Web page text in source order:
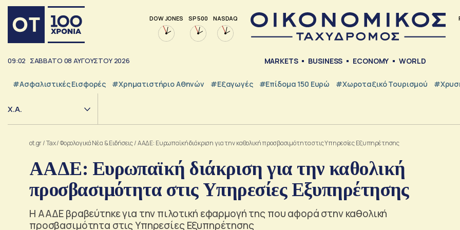
DOW JONES SP 500 NASDAQ
09:02 ΣΑΒΒΑΤΟ 08 ΑΥΓΟΥΣΤΟΥ 2026 MARKETS BUSINESS ECONOMY WORLD
#Ασφαλιστικές Εισφορές #Χρηματιστήριο Αθηνών #εξαγωγές #Επίδομα 150 Ευρώ #Χωροταξικό Τουρισμού
Χ.Α.
ot.gr/Tax/Φορολογικά Νέα & Eιδήσεις/ΑΑΔΕ: Ευρωπαϊκή διάκριση για την καθολική προσβασιμότητα στις Υπηρεσίες Εξυπηρέτησης
ΑΑΔΕ: Ευρωπαϊκή διάκριση για την καθολική
προσβασιμότητα στις Υπηρεσίες Εξυπηρέτησης
Η ΑΑΔΕ βραβεύτηκε για την πιλοτική εφαρμογή της που αφορά στην καθολική
προσβασιμότητα στις Υπηρεσίες Εξυπηρέτησης